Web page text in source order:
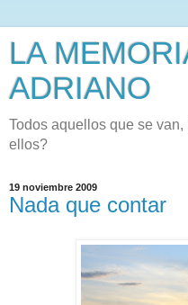
LA
ADRIANO
Todos aquellos que se
ellos?
19 noviembre 2009
Nada que contar